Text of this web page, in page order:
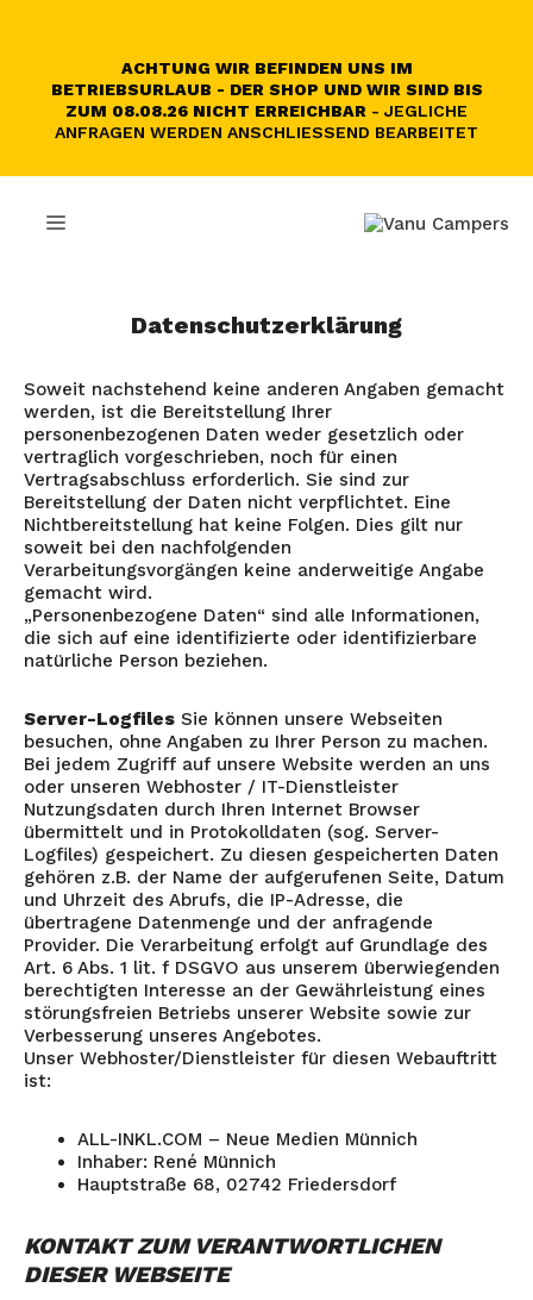
ACHTUNG WIR BEFINDEN UNS IM
BETRIEBSURLAUB - DER SHOP UND WIR SIND BIS
ZUM 08.08.26 NICHT ERREICHBAR - JEGLICHE
ANFRAGEN WERDEN ANSCHLIESSEND BEARBEITET
MENÜ
Datenschutzerklärung
Soweit nachstehend keine anderen Angaben gemacht
werden, ist die Bereitstellung Ihrer
personenbezogenen Daten weder gesetzlich oder
vertraglich vorgeschrieben, noch für einen
Vertragsabschluss erforderlich. Sie sind zur
Bereitstellung der Daten nicht verpflichtet. Eine
Nichtbereitstellung hat keine Folgen. Dies gilt nur
soweit bei den nachfolgenden
Verarbeitungsvorgängen keine anderweitige Angabe
gemacht wird.
„Personenbezogene Daten“ sind alle Informationen,
die sich auf eine identifizierte oder identifizierbare
natürliche Person beziehen.
Server-Logfiles Sie können unsere Webseiten
besuchen, ohne Angaben zu Ihrer Person zu machen.
Bei jedem Zugriff auf unsere Website werden an uns
oder unseren Webhoster / IT-Dienstleister
Nutzungsdaten durch Ihren Internet Browser
übermittelt und in Protokolldaten (sog. Server-
Logfiles) gespeichert. Zu diesen gespeicherten Daten
gehören z.B. der Name der aufgerufenen Seite, Datum
und Uhrzeit des Abrufs, die IP-Adresse, die
übertragene Datenmenge und der anfragende
Provider. Die Verarbeitung erfolgt auf Grundlage des
Art. 6 Abs. 1 lit. f DSGVO aus unserem überwiegenden
berechtigten Interesse an der Gewährleistung eines
störungsfreien Betriebs unserer Website sowie zur
Verbesserung unseres Angebotes.
Unser Webhoster/Dienstleister für diesen Webauftritt
ist:
ALL-INKL.COM – Neue Medien Münnich
Inhaber: René Münnich
Hauptstraße 68, 02742 Friedersdorf
KONTAKT ZUM VERANTWORTLICHEN
DIESER WEBSEITE